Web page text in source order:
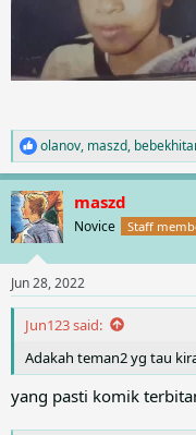
R
e
a
c
t
i
s
:
olanov, maszd,
maszd
Novice Staff
Jun 28, 2022
Jun123 said:
Adakah teman2 yg tau
yang pasti komik